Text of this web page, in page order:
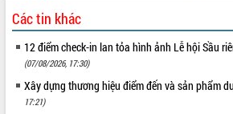
Thứ trưởng Bộ Nông nghiệp và Môi
trường Nguyễn Hoàng Hiệp khảo sát
vùng trồng và doanh nghiệp đóng gói
sầu riêng tại Đắk Lắk
Trình diễn nghệ thuật chế biến các
món ăn từ sầu riêng
Các tin khác
12 điểm check-in lan tỏa hình ảnh Lễ hội Sầu
(07/08/2026, 17:30)
Xây dựng thương hiệu điểm đến và sản phẩm
17:21)